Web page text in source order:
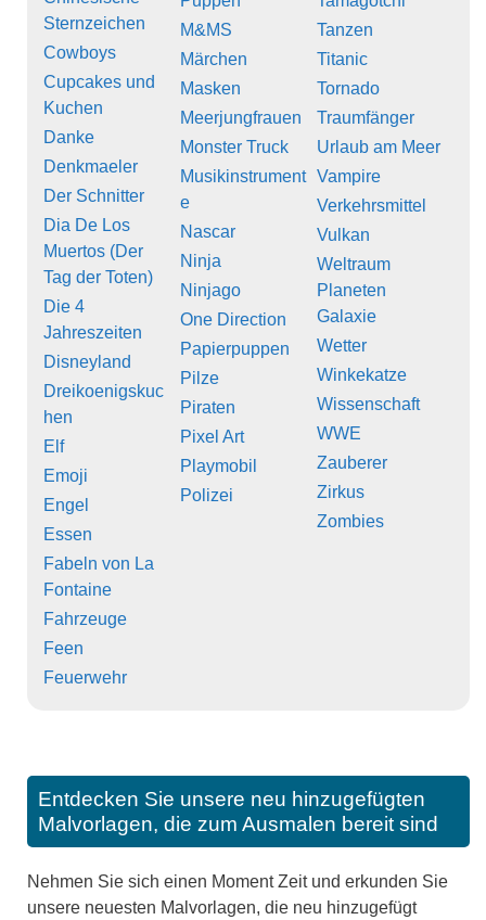
Sternzeichen
Cowboys
Cupcakes und
Kuchen
Danke
Denkmaeler
Der Schnitter
Dia De Los
Muertos (Der
Tag der Toten)
Die 4
Jahreszeiten
Disneyland
Dreikoenigskuc
hen
Elf
Emoji
Engel
Essen
Fabeln von La
Fontaine
Fahrzeuge
Feen
Feuerwehr
M&MS
Märchen
Masken
Meerjungfrauen
Monster Truck
Musikinstrument
e
Nascar
Ninja
Ninjago
One Direction
Papierpuppen
Pilze
Piraten
Pixel Art
Playmobil
Polizei
Tanzen
Titanic
Tornado
Traumfänger
Urlaub am Meer
Vampire
Verkehrsmittel
Vulkan
Weltraum
Planeten
Galaxie
Wetter
Winkekatze
Wissenschaft
WWE
Zauberer
Zirkus
Zombies
Entdecken Sie unsere neu hinzugefügten
Malvorlagen, die zum Ausmalen bereit sind
Nehmen Sie sich einen Moment Zeit und erkunden Sie
unsere neuesten Malvorlagen, die neu hinzugefügt